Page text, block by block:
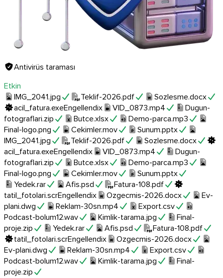
Antivirüs taraması
Etkin
IMG_2041.jpg
Teklif-2026.pdf
Sozlesme.docx
acil_fatura.exeEngellendix VID_0873.mp4
Dugun-
fotograflari.zip
Butce.xlsx
Demo-parca.mp3
Final-logo.png
Cekimler.mov
Sunum.pptx
IMG_2041.jpg
Teklif-2026.pdf
Sozlesme.docx
acil_fatura.exeEngellendix VID_0873.mp4
Dugun-
fotograflari.zip
Butce.xlsx
Demo-parca.mp3
Final-logo.png
Cekimler.mov
Sunum.pptx
Yedek.rar
Afis.psd
Fatura-108.pdf
tatil_fotolari.scrEngellendix Ozgecmis-2026.docx
Ev-
plani.dwg
Reklam-30sn.mp4
Export.csv
Podcast-bolum12.wav
Kimlik-tarama.jpg
Final-
proje.zip
Yedek.rar Afis.psd
Fatura-108.pdf
tatil_fotolari.scrEngellendix
Ozgecmis-2026.docx
Ev-plani.dwg
Reklam-30sn.mp4
Export.csv
Podcast-bolum12.wav
Kimlik-tarama.jpg
Final-
proje.zip